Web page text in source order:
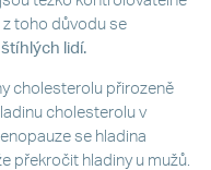
z toho důvodu se
lidí.
cholesterolu přirozeně
cholesterolu v
se hladina
překročit hladiny u mužů.